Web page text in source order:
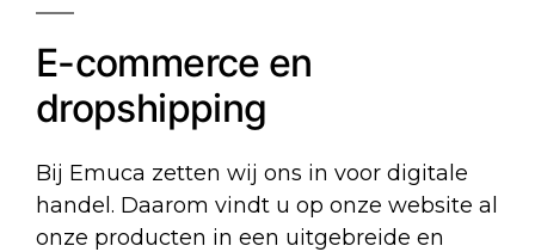
E-commerce en
dropshipping
Bij Emuca zetten wij ons in voor digitale
handel. Daarom vindt u op onze website al
onze producten in een uitgebreide en